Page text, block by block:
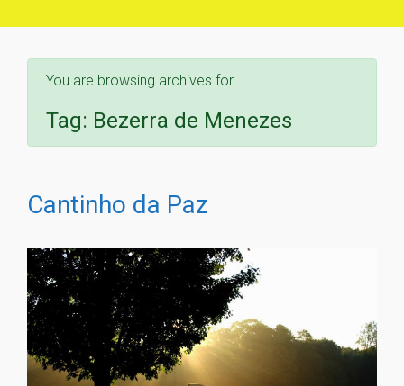
You are browsing archives for
Tag: Bezerra de Menezes
Cantinho da Paz